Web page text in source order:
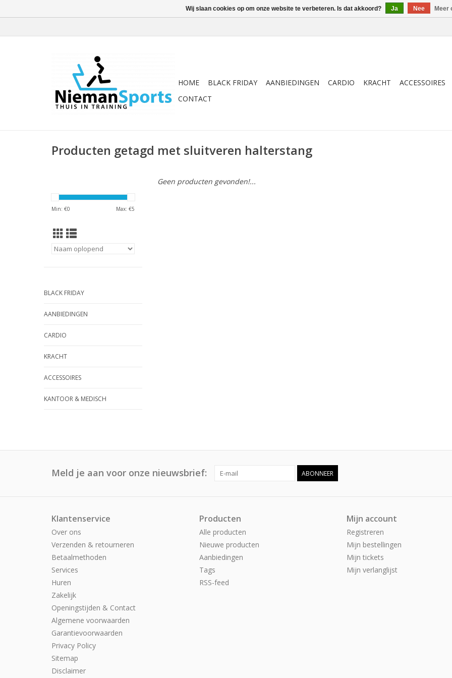
HOME BLACK FRIDAY AANBIEDINGEN CARDIO KRACHT
ACCESSOIRES
CONTACT
Producten getagd met sluitveren halterstang
Min: €0 Max: €5
BLACK FRIDAY
AANBIEDINGEN
CARDIO
KRACHT
ACCESSOIRES
KANTOOR & MEDISCH
Geen producten gevonden!...
Meld je aan voor onze nieuwsbrief: ABONNEER
Klantenservice
Over ons
Verzenden & retourneren
Betaalmethoden
Services
Huren
Zakelijk
Openingstijden & Contact
Algemene voorwaarden
Garantievoorwaarden
Privacy Policy
Sitemap
Disclaimer
Producten
Alle producten
Nieuwe producten
Aanbiedingen
Tags
RSS-feed
Mijn account
Registreren
Mijn bestellingen
Mijn tickets
Mijn verlanglijst
Wij slaan cookies op om onze website te verbeteren. Is dat akkoord? Ja Nee Meer